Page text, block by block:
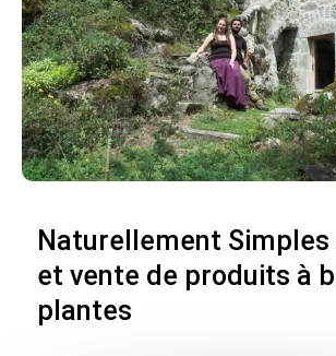
Naturellement Simples
et vente de produits à
plantes